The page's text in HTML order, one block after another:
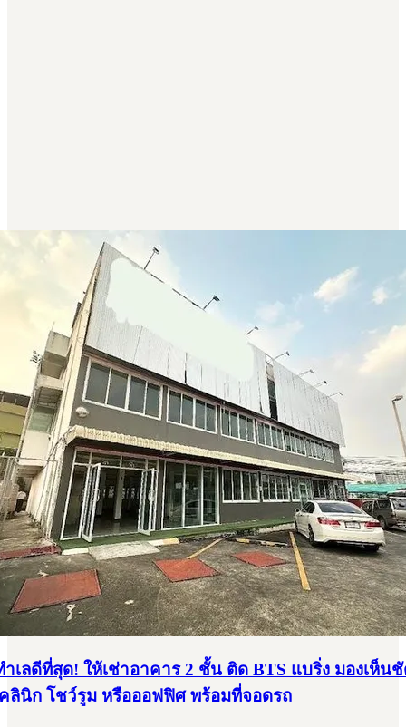
เลดีที่สุด! ให้เช่าอาคาร 2 ชั้น ติด BTS แบริ่ง มองเห็นชั
ลินิก โชว์รูม หรือออฟฟิศ พร้อมที่จอดรถ